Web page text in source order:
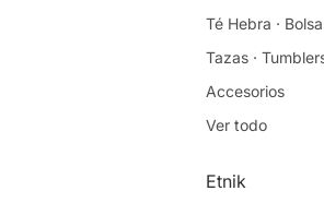
Té Hebra ·
Tazas ·
Accesorios
Ver todo
Etnik